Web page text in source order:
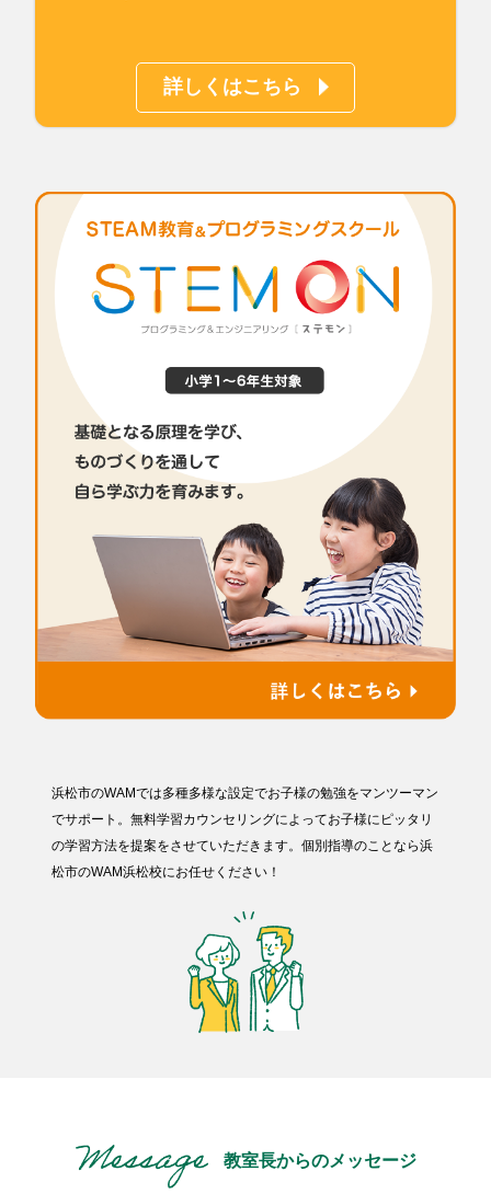
詳しくはこちら
浜松市のWAMでは多種多様な設定でお子様の勉強をマンツーマン
でサポート。無料学習カウンセリングによってお子様にピッタリ
の学習方法を提案をさせていただきます。個別指導のことなら浜
松市のWAM浜松校にお任せください！
教室長からのメッセージ